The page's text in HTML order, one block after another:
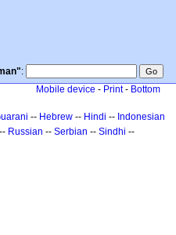
:
Mobile device - Print- Bottom
-- Hebrew -- Hindi -- Indonesian
-- Russian -- Serbian -- Sindhi --